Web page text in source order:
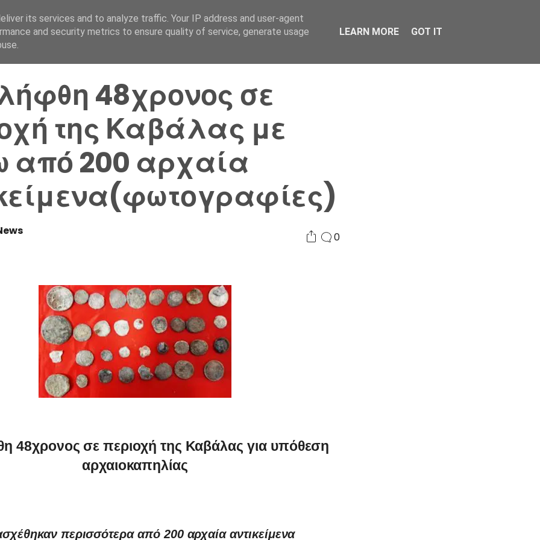
Αρχική Σελίδα Ελλάδα Συνδικαλισμός Σ.Α. Επικοινωνία Κόσμος
48χρονος σε
της Καβάλας με
από 200 αρχαία
0
48χρονος σε περιοχή της Καβάλας για υπόθεση
αρχαιοκαπηλίας
περισσότερα από 200 αρχαία αντικείμενα
its services and to analyze traffic. Your IP address and user-agent
and security metrics to ensure quality of service, generate usage
LEARN MORE GOT IT